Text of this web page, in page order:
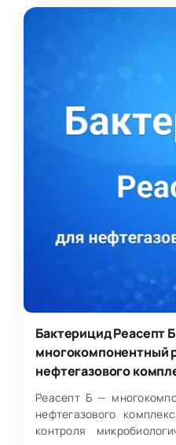
Бактерицид Реасепт
многокомпонентный
нефтегазового
Реасепт Б —
нефтегазового
контроля